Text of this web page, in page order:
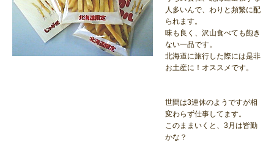
人多いんで、わりと頻繁に配
られます。
味も良く、沢山食べても飽き
ない一品です。
北海道に旅行した際には是非
お土産に！オススメです。
世間は3連休のようですが相
変わらず仕事してます。
このままいくと、3月は皆勤
かな？